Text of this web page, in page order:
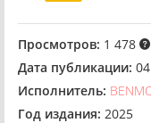
Просмотров: 1 478
Дата публикации:
Исполнитель:
Год издания: 2025